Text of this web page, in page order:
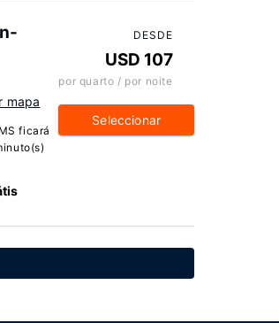
mapa
ficará
DESDE
USD 107
por quarto / por noite
Seleccionar